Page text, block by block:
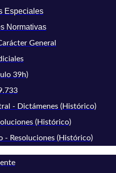
Especiales
Normativas
General
39h)
- Dictámenes (Histórico)
(Histórico)
- Resoluciones (Histórico)